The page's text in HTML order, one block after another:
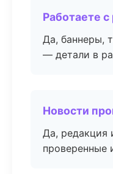
Работаете
Да, баннеры,
— детали в
Новости
Да, редакция
проверенные